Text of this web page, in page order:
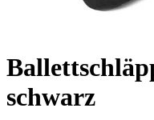
schwarz